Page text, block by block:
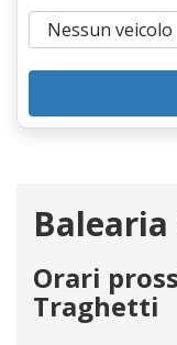
Orari
Traghetti